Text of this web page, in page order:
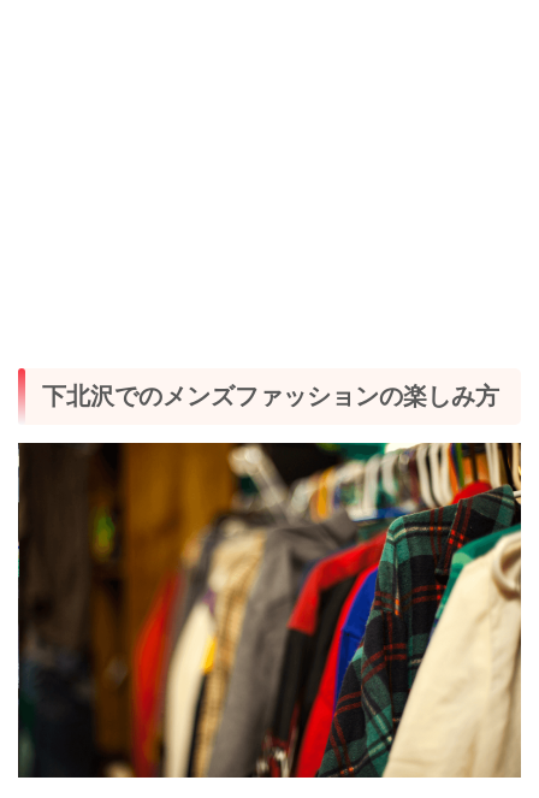
下北沢でのメンズファッションの楽しみ方